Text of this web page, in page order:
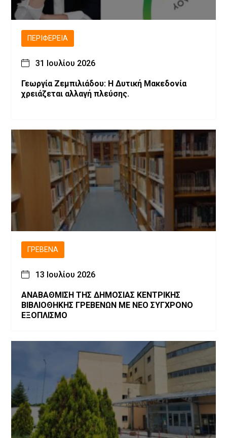
ΠΕΡΙΦΈΡΕΙΑ
31 Ιουλίου 2026
Γεωργία Ζεμπιλιάδου: Η Δυτική Μακεδονία
χρειάζεται αλλαγή πλεύσης.
ΓΡΕΒΕΝΆ
13 Ιουλίου 2026
ΑΝΑΒΑΘΜΙΣΗ ΤΗΣ ΔΗΜΟΣΙΑΣ ΚΕΝΤΡΙΚΗΣ
ΒΙΒΛΙΟΘΗΚΗΣ ΓΡΕΒΕΝΩΝ ΜΕ ΝΕΟ ΣΥΓΧΡΟΝΟ
ΕΞΟΠΛΙΣΜΟ